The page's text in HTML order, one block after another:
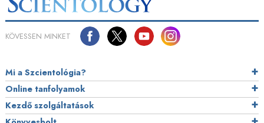
KÖVESSEN MINKET
Mi a Szcientológia?
Online tanfolyamok
Kezdő szolgáltatások